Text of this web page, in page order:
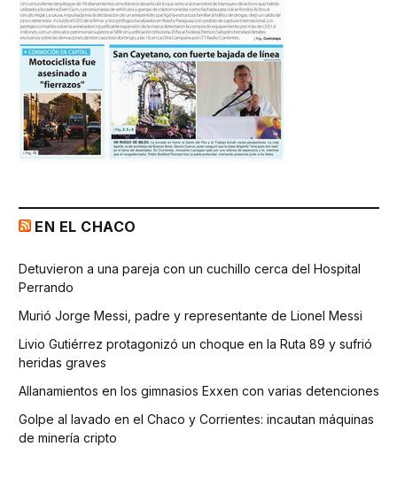
EN EL CHACO
Detuvieron a una pareja con un cuchillo cerca del Hospital
Perrando
Murió Jorge Messi, padre y representante de Lionel Messi
Livio Gutiérrez protagonizó un choque en la Ruta 89 y sufrió
heridas graves
Allanamientos en los gimnasios Exxen con varias detenciones
Golpe al lavado en el Chaco y Corrientes: incautan máquinas
de minería cripto